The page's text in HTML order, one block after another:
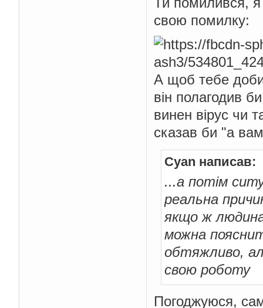
свою помилку:
А щоб тебе
він полагодив
винен вірус чи
сказав би "а
Cyan написав:
...а потім
реальна
якщо ж людина
можна
обтяжливо,
свою роботу
Погоджуюся,